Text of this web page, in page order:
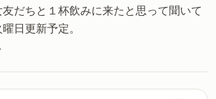
だちと１杯飲みに来たと思って聞いて
日更新予定。